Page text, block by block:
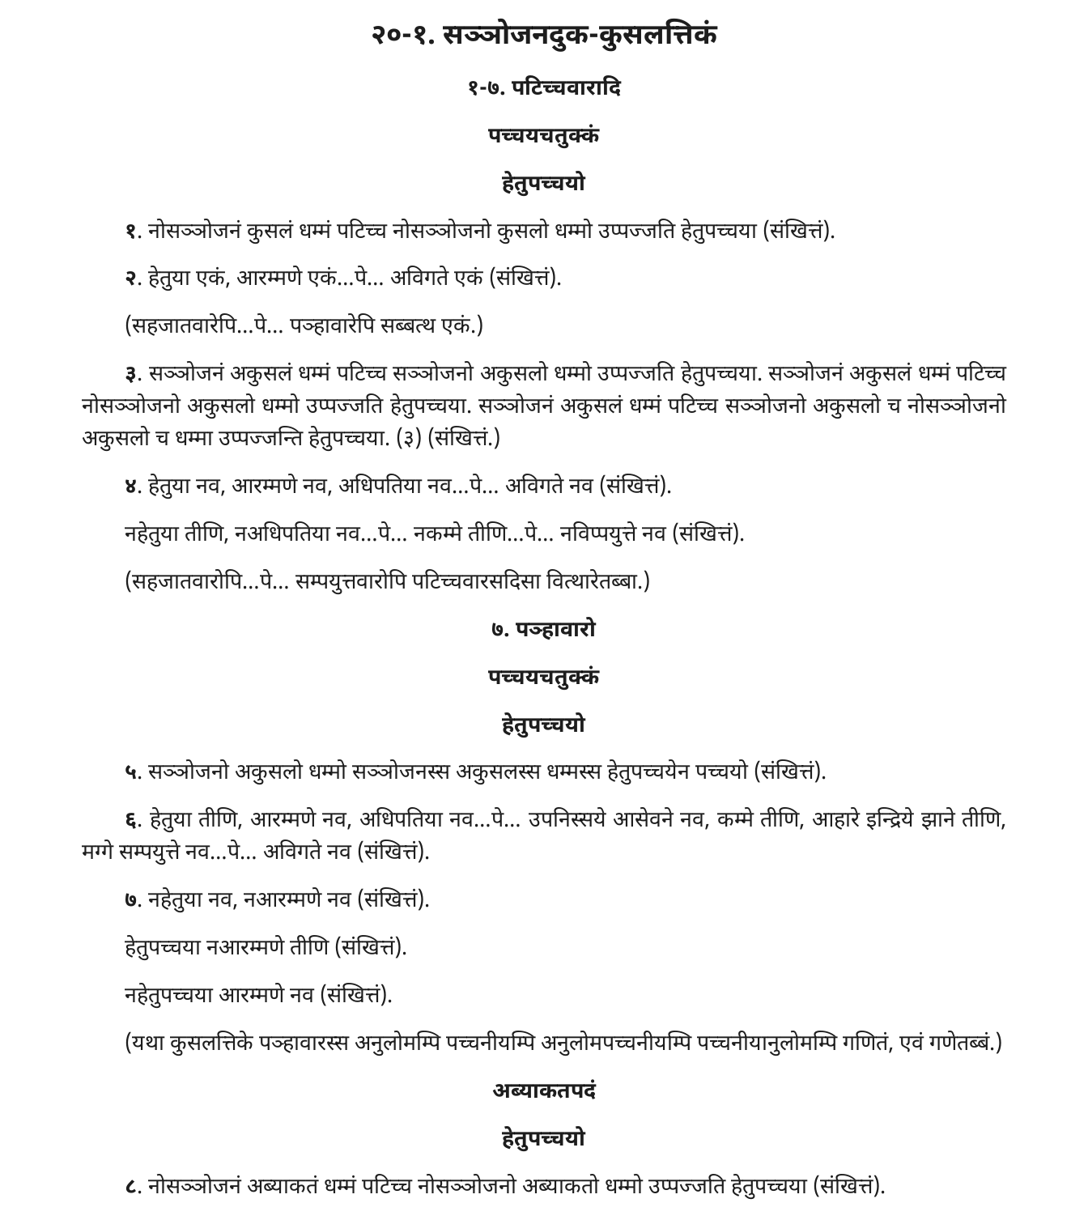
२०-१. सञ्ञोजनदुक-कुसलत्तिकं
१-७. पटिच्चवारादि
पच्चयचतुक्कं
हेतुपच्चयो
१. नोसञ्ञोजनंकुसलं धम्मं पटिच्च नोसञ्ञोजनो कुसलो धम्मो उप्पज्जति हेतुपच्चया (संखित्तं).
२. हेतुयाएकं, आरम्मणे एकं…पे… अविगते एकं (संखित्तं).
(सहजातवारेपि…पे… पञ्हावारेपि सब्बत्थ एकं.)
३. सञ्ञोजनं अकुसलं धम्मं पटिच्च सञ्ञोजनो अकुसलो धम्मो उप्पज्जति हेतुपच्चया. सञ्ञोजनं अकुसलं धम्मं पटिच्च
नोसञ्ञोजनो अकुसलो धम्मो उप्पज्जति हेतुपच्चया. सञ्ञोजनं अकुसलं धम्मं पटिच्च सञ्ञोजनो अकुसलो च नोसञ्ञोजनो
अकुसलो च धम्मा उप्पज्जन्ति हेतुपच्चया. (३) (संखित्तं.)
४. हेतुयानव, आरम्मणे नव, अधिपतिया नव…पे… अविगते नव (संखित्तं).
नहेतुया तीणि, नअधिपतिया नव…पे… नकम्मे तीणि…पे… नविप्पयुत्ते नव (संखित्तं).
(सहजातवारोपि…पे… सम्पयुत्तवारोपि पटिच्चवारसदिसा वित्थारेतब्बा.)
७. पञ्हावारो
पच्चयचतुक्कं
हेतुपच्चयो
५. सञ्ञोजनो अकुसलो धम्मो सञ्ञोजनस्स अकुसलस्स धम्मस्स हेतुपच्चयेन पच्चयो (संखित्तं).
६. हेतुया तीणि, आरम्मणे नव, अधिपतिया नव…पे… उपनिस्सये आसेवने नव, कम्मे तीणि, आहारे इन्द्रिये झाने तीणि,
मग्गे सम्पयुत्ते नव…पे… अविगते नव (संखित्तं).
७. नहेतुया नव, नआरम्मणे नव (संखित्तं).
हेतुपच्चया नआरम्मणे तीणि (संखित्तं).
नहेतुपच्चया आरम्मणे नव (संखित्तं).
(यथा कुसलत्तिके पञ्हावारस्स अनुलोमम्पि पच्चनीयम्पि अनुलोमपच्चनीयम्पि पच्चनीयानुलोमम्पि गणितं, एवं गणेतब्बं.)
अब्याकतपदं
हेतुपच्चयो
८. नोसञ्ञोजनं अब्याकतं धम्मं पटिच्च नोसञ्ञोजनो अब्याकतो धम्मो उप्पज्जति हेतुपच्चया (संखित्तं).